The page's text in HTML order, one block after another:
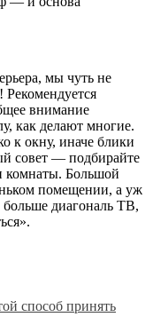
мы чуть не
внимание
как делают многие.
к окну, иначе блики
совет — подбирайте
комнаты. Большой
помещении, а уж
больше диагональ ТВ,